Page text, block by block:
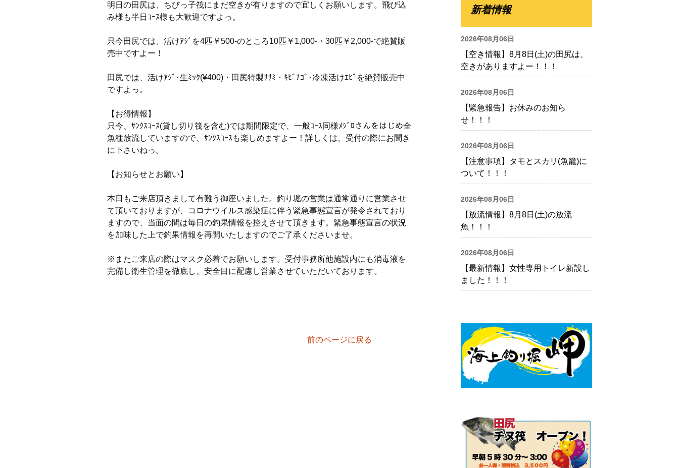
明日の田尻は、ちびっ子筏にまだ空きが有りますので宜しくお願いします。飛び込
み様も半日ｺｰｽ様も大歓迎ですよっ。
只今田尻では、活けｱｼﾞを4匹￥500-のところ10匹￥1,000-・30匹￥2,000-で絶賛販
売中ですよー！
田尻では、活けｱｼﾞ･生ﾐｯｸ(¥400)・田尻特製ｻｻﾐ・ｷﾋﾞﾅｺﾞ･冷凍活けｴﾋﾞを絶賛販売中
ですよっ。
【お得情報】
只今、ｻﾝｸｽｺｰｽ(貸し切り筏を含む)では期間限定で、一般ｺｰｽ同様ﾒｼﾞﾛさんをはじめ全
魚種放流していますので、ｻﾝｸｽｺｰｽも楽しめますよー！詳しくは、受付の際にお聞き
に下さいねっ。
【お知らせとお願い】
本日もご来店頂きまして有難う御座いました。釣り堀の営業は通常通りに営業させ
て頂いておりますが、コロナウイルス感染症に伴う緊急事態宣言が発令されており
ますので、当面の間は毎日の釣果情報を控えさせて頂きます。緊急事態宣言の状況
を加味した上で釣果情報を再開いたしますのでご了承くださいませ。
※またご来店の際はマスク必着でお願いします。受付事務所他施設内にも消毒液を
完備し衛生管理を徹底し、安全目に配慮し営業させていただいております。
前のページに戻る
新着情報
2026年08月06日
【空き情報】8月8日(土)の田尻は、
空きがありますよー！！！
2026年08月06日
【緊急報告】お休みのお知ら
せ！！！
2026年08月06日
【注意事項】タモとスカリ(魚籠)に
ついて！！！
2026年08月06日
【放流情報】8月8日(土)の放流
魚！！！
2026年08月06日
【最新情報】女性専用トイレ新設し
ました！！！